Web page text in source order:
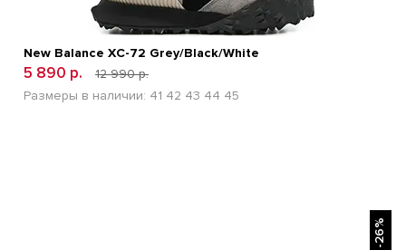
New Balance XC-72 Grey/Black/White
5 890 р.
12 990 р.
Размеры в наличии: 41 42 43 44 45
-26%